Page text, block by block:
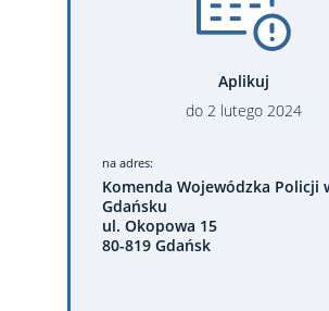
Aplikuj
do 2 lutego 2024
na adres:
Komenda Wojewódzka Policji
Gdańsku
ul. Okopowa 15
80-819 Gdańsk